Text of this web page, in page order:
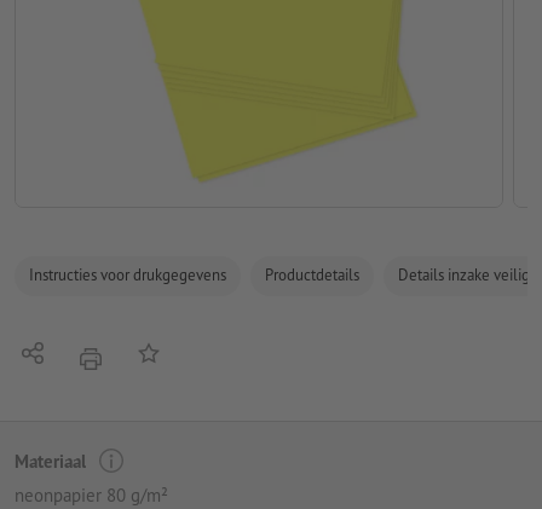
Instructies voor drukgegevens Productdetails Details inzake
Delen afdrukkenOp de lijst
Materiaal
neonpapier 80 g/m²